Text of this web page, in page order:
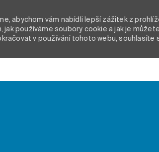
abychom vám nabídli lepší zážitek z
jak používáme soubory cookie a jak je
v používání tohoto webu, souhlasíte